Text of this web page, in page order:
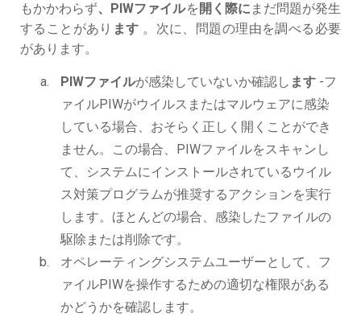
もかかわらず、PIWファイルを 開く際に まだ問題が発生
することがあり ます 。次に、問題の理由を調べる必要
があります。
PIWファイルが感染していないか確認し ます -フ
ァイルPIWがウイルスまたはマルウェアに感染
している場合、おそらく正しく開くことができ
ません。この場合、PIWファイルをスキャンし
て、システムにインストールされているウイル
ス対策プログラムが推奨するアクションを実行
します。ほとんどの場合、感染したファイルの
駆除または削除です。
オペレーティングシステムユーザーとして、フ
ァイルPIWを操作するための適切な権限がある
かどうかを確認します。